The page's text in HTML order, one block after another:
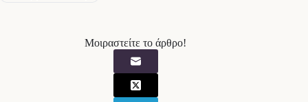
Μοιραστείτε το άρθρο!